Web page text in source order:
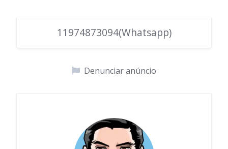
11974873094(Whatsapp)
Denunciar anúncio